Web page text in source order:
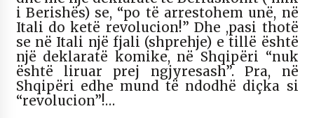
i Berishës) se, “po të arrestohem unë, në
Itali do ketë revolucion!” Dhe ,pasi thotë
se në Itali një fjali (shprehje) e tillë është
një deklaratë komike, në Shqipëri “nuk
është liruar prej ngjyresash”. Pra, në
Shqipëri edhe mund të ndodhë diçka si
“revolucion”!…